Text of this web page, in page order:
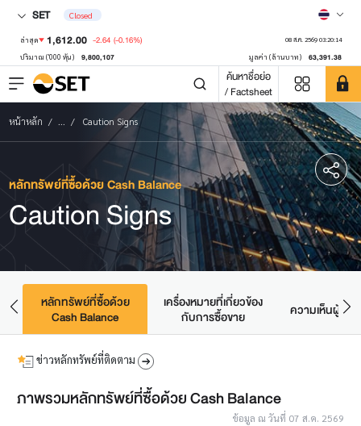
SET Closed
ล่าสุด 1,612.00 -2.64 (-0.16%) 08 ส.ค. 2569 03:20:14
ปริมาณ ('000 หุ้น) 9,800,107 มูลค่า (ล้านบาท) 63,391.38
ค้นหาชื่อย่อ
/ Factsheet
หน้าหลัก ... Caution Signs
หลักทรัพย์ที่ซื้อด้วย Cash Balance
Caution Signs
หลักทรัพย์ที่ซื้อด้วย
Cash Balance
เครื่องหมายที่เกี่ยวข้อง
กับการซื้อขาย
ความเห็นผู้ส
ข่าวหลักทรัพย์ที่ติดตาม
ภาพรวมหลักทรัพย์ที่ซื้อด้วย Cash Balance
ข้อมูล ณ วันที่ 07 ส.ค. 2569